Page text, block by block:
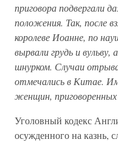
приговора подвергали
положения. Так, после
королеве Иоанне, по
вырвали грудь и
шнурком. Случаи
отмечались в Китае.
женщин,
Уголовный кодекс
осужденного на казнь,